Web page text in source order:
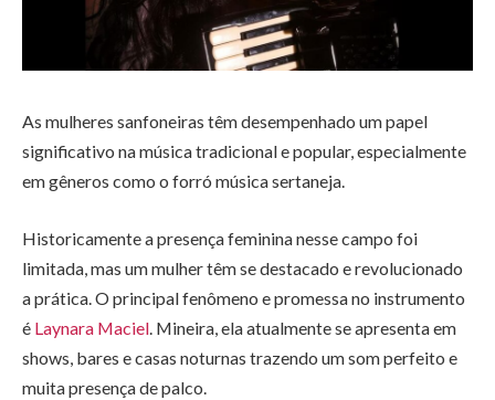
As mulheres sanfoneiras têm desempenhado um papel
significativo na música tradicional e popular, especialmente
em gêneros como o forró música sertaneja.
Historicamente a presença feminina nesse campo foi
limitada, mas um mulher têm se destacado e revolucionado
a prática. O principal fenômeno e promessa no instrumento
é Laynara Maciel. Mineira, ela atualmente se apresenta em
shows, bares e casas noturnas trazendo um som perfeito e
muita presença de palco.